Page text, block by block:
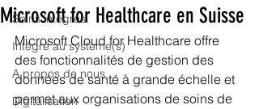
Soins intégrés
Intégré au système(s)
A propos de nous
Digitalisation
Microsoft for Healthcare en Suisse
Microsoft Cloud for Healthcare offre
des fonctionnalités de gestion des
données de santé à grande échelle et
permet aux organisations de soins de